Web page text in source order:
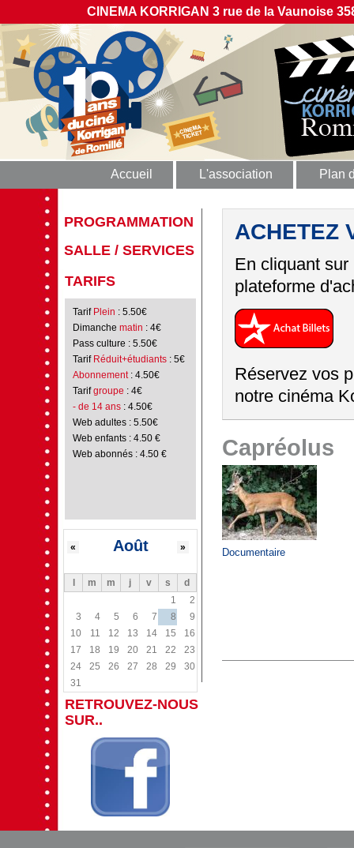
CINEMA KORRIGAN 3 rue de la Vaunoise
Accueil L'association Plan
PROGRAMMATION
SALLE / SERVICES
TARIFS
Tarif Plein : 5.50€
Dimanche matin : 4€
Pass culture : 5.50€
Tarif Réduit+étudiants : 5€
Abonnement: 4.50€
Tarifgroupe : 4€
- de 14 ans: 4.50€
Web adultes : 5.50€
Web enfants : 4.50 €
Web abonnés : 4.50 €
Août
« »
m m j v s
d
1
2
3
4 5 6 7 8
9
10
11 12 13 14 15
16
17
18 19 20 21 22
23
24
25 26 27 28 29
30
31
RETROUVEZ-NOUS
SUR..
ACHETEZ
En cliquant
plateforme
Réservez vos
notre cinéma
Capréolus
Documentaire